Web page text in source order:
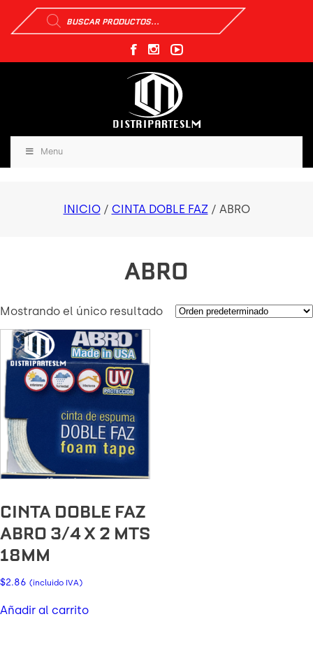
Búsqueda
de
productos
Menu
INICIO/ CINTA DOBLE FAZ / ABRO
ABRO
Mostrando el único resultado
CINTA DOBLE FAZ
ABRO 3/4 X 2 MTS
18MM
$2.86 (incluido IVA)
Añadir al carrito